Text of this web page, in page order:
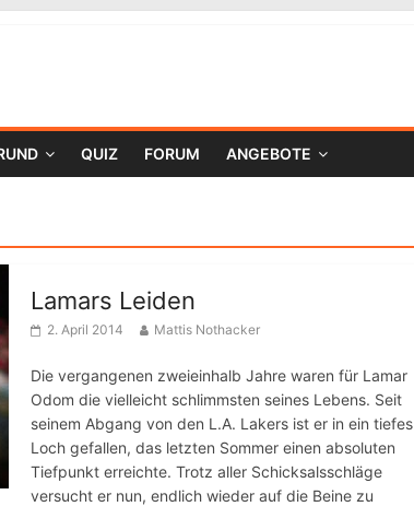
QUIZ FORUM ANGEBOTE
Lamars Leiden
2. April 2014 Mattis Nothacker
Die vergangenen zweieinhalb Jahre waren für Lamar
Odom die vielleicht schlimmsten seines Lebens. Seit
seinem Abgang von den L.A. Lakers ist er in ein tiefes
Loch gefallen, das letzten Sommer einen absoluten
Tiefpunkt erreichte. Trotz aller Schicksalsschläge
versucht er nun, endlich wieder auf die Beine zu